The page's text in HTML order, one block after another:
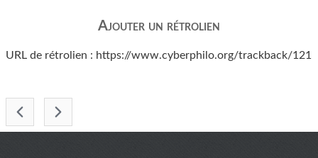
Ajouter un rétrolien
URL de rétrolien : https://www.cyberphilo.org/trackback/121